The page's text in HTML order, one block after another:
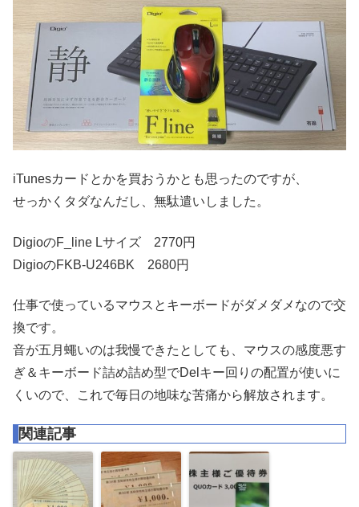
iTunesカードとかを買おうかとも思ったのですが、
せっかくタダなんだし、無駄遣いしました。
DigioのF_line Lサイズ 2770円
DigioのFKB-U246BK 2680円
仕事で使っているマウスとキーボードがダメダメなので交
換です。
音が五月蠅いのは我慢できたとしても、マウスの感度悪す
ぎ＆キーボード詰め詰め型でDelキー回りの配置が使いに
くいので、これで毎日の地味な苦痛から解放されます。
関連記事